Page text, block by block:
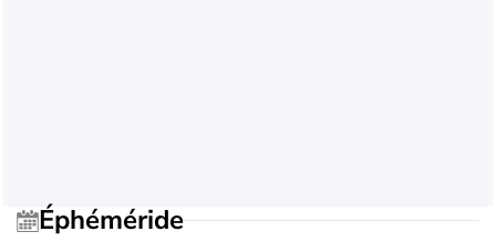
Éphéméride